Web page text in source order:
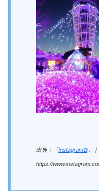
出典：「Instagram⧉」｜
https://